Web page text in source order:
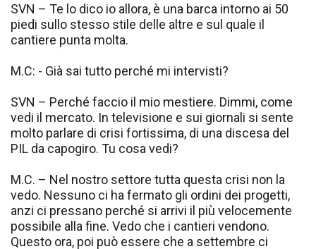
SVN – Te lo dico io allora, è una barca intorno ai 50
piedi sullo stesso stile delle altre e sul quale il
cantiere punta molta.
M.C: - Già sai tutto perché mi intervisti?
SVN – Perché faccio il mio mestiere. Dimmi, come
vedi il mercato. In televisione e sui giornali si sente
molto parlare di crisi fortissima, di una discesa del
PIL da capogiro. Tu cosa vedi?
M.C. – Nel nostro settore tutta questa crisi non la
vedo. Nessuno ci ha fermato gli ordini dei progetti,
anzi ci pressano perché si arrivi il più velocemente
possibile alla fine. Vedo che i cantieri vendono.
Questo ora, poi può essere che a settembre ci